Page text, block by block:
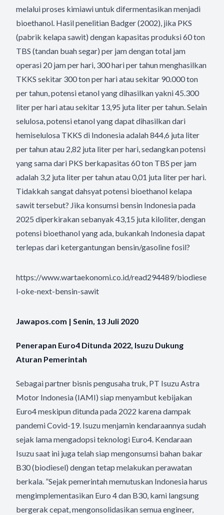
melalui proses kimiawi untuk difermentasikan menjadi
bioethanol. Hasil penelitian Badger (2002), jika PKS
(pabrik kelapa sawit) dengan kapasitas produksi 60 ton
TBS (tandan buah segar) per jam dengan total jam
operasi 20 jam per hari, 300 hari per tahun menghasilkan
TKKS sekitar 300 ton per hari atau sekitar 90.000 ton
per tahun, potensi etanol yang dihasilkan yakni 45.300
liter per hari atau sekitar 13,95 juta liter per tahun. Selain
selulosa, potensi etanol yang dapat dihasilkan dari
hemiselulosa TKKS di Indonesia adalah 844,6 juta liter
per tahun atau 2,82 juta liter per hari, sedangkan potensi
yang sama dari PKS berkapasitas 60 ton TBS per jam
adalah 3,2 juta liter per tahun atau 0,01 juta liter per hari.
Tidakkah sangat dahsyat potensi bioethanol kelapa
sawit tersebut? Jika konsumsi bensin Indonesia pada
2025 diperkirakan sebanyak 43,15 juta kiloliter, dengan
potensi bioethanol yang ada, bukankah Indonesia dapat
terlepas dari ketergantungan bensin/gasoline fosil?
https://www.wartaekonomi.co.id/read294489/biodiese
l-oke-next-bensin-sawit
Jawapos.com | Senin, 13 Juli 2020
Penerapan Euro4 Ditunda 2022, Isuzu Dukung
Aturan Pemerintah
Sebagai partner bisnis pengusaha truk, PT Isuzu Astra
Motor Indonesia (IAMI) siap menyambut kebijakan
Euro4 meskipun ditunda pada 2022 karena dampak
pandemi Covid-19. Isuzu menjamin kendaraannya sudah
sejak lama mengadopsi teknologi Euro4. Kendaraan
Isuzu saat ini juga telah siap mengonsumsi bahan bakar
B30 (biodiesel) dengan tetap melakukan perawatan
berkala. ”Sejak pemerintah memutuskan Indonesia harus
mengimplementasikan Euro 4 dan B30, kami langsung
bergerak cepat, mengonsolidasikan semua engineer,